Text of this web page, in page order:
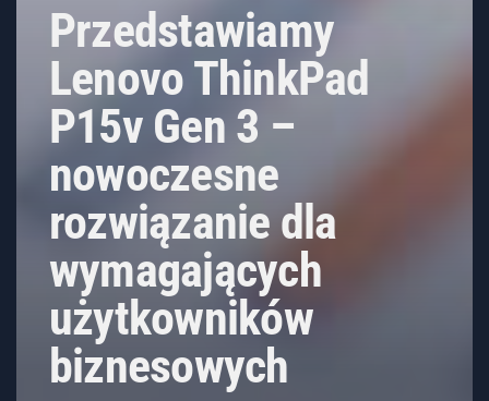
Przedstawiamy
Lenovo ThinkPad
P15v Gen 3 –
nowoczesne
rozwiązanie dla
wymagających
użytkowników
biznesowych